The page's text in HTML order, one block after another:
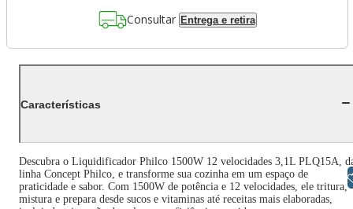
Consultar Entrega e retira
Características
Descubra o Liquidificador Philco 1500W 12 velocidades 3,1L PLQ15A,
linha Concept Philco, e transforme sua cozinha em um espaço de
praticidade e sabor. Com 1500W de potência e 12 velocidades, ele tritura,
mistura e prepara desde sucos e vitaminas até receitas mais elaboradas,
Libras